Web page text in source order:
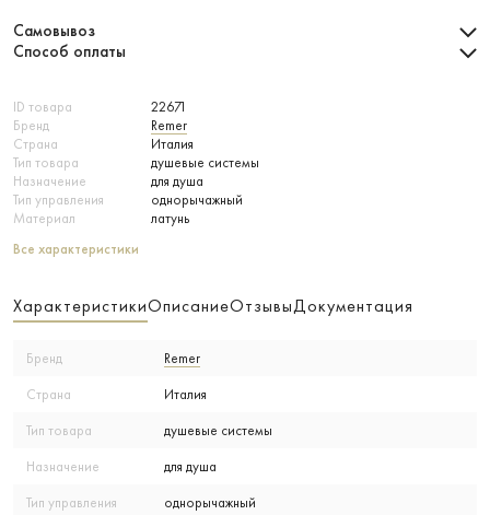
ID товара
22671
Бренд
Remer
Страна
Италия
Тип товара
душевые системы
Назначение
для душа
Тип управления
однорычажный
Материал
латунь
Все характеристики
Самовывоз
Способ оплаты
ХарактеристикиОписаниеОтзывыДокументация
Бренд Remer
Страна Италия
Тип товара душевые системы
Назначение для душа
Тип управления однорычажный